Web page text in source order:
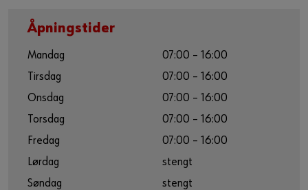
Åpningstider
Mandag
07:00 – 16:00
Tirsdag
07:00 – 16:00
Onsdag
07:00 – 16:00
Torsdag
07:00 – 16:00
Fredag
07:00 – 16:00
Lørdag
stengt
Søndag
stengt